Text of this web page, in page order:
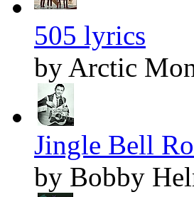
505 lyrics
by Arctic
Jingle Bell
by Bobby